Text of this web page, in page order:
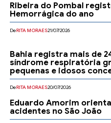
Ribeira do Pombal
Hemorrágica do ano
DeRITA MORAES21/07/2026
Bahia registra mais de
síndrome respiratória
pequenas e idosos
DeRITA MORAES20/07/2026
Eduardo Amorim
acidentes no São João